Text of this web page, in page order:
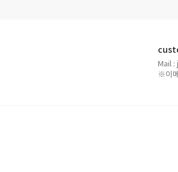
Mail
※이